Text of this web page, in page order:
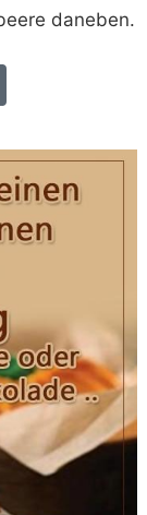
daneben.